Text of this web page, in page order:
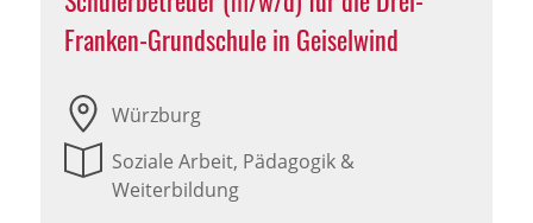
Franken-Grundschule in Geiselwind
Würzburg
Soziale Arbeit, Pädagogik &
Weiterbildung